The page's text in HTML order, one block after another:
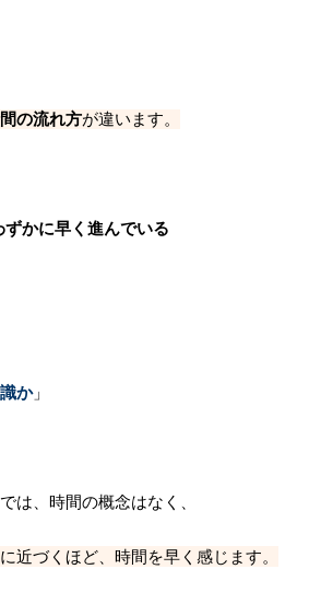
の流れ方が違います。
かに早く進んでいる
か」
は、時間の概念はなく、
近づくほど、 時間を早く感じます。